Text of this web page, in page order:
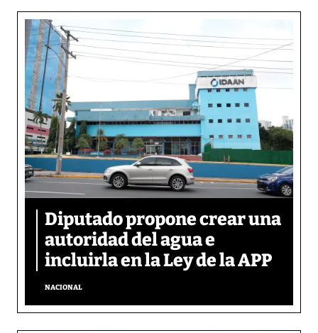
Diputado propone crear una
autoridad del agua e
incluirla en la Ley de la APP
NACIONAL